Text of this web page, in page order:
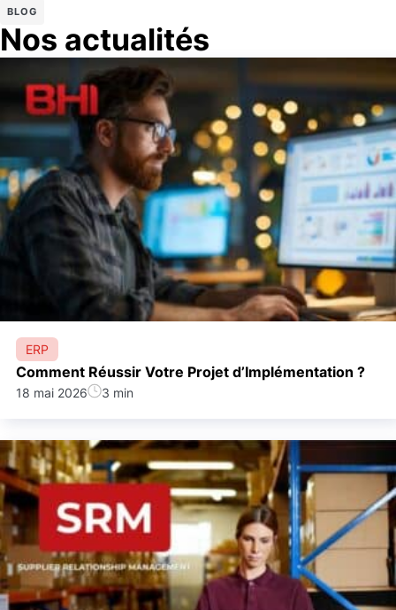
BLOG
Nos actualités
ERP
Comment Réussir Votre Projet d’Implémentation ?
18 mai 2026 3 min